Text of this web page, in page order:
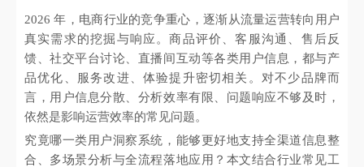
2026 年，电商行业的竞争重心，逐渐从流量运营转向用户
真实需求的挖掘与响应。商品评价、客服沟通、售后反
馈、社交平台讨论、直播间互动等各类用户信息，都与产
品优化、服务改进、体验提升密切相关。对不少品牌而
言，用户信息分散、分析效率有限、问题响应不够及时，
依然是影响运营效率的常见问题。
究竟哪一类用户洞察系统，能够更好地支持全渠道信息整
合、多场景分析与全流程落地应用？本文结合行业常见工